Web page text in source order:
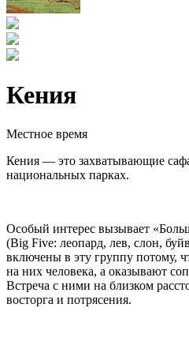
Кения
Местное время
Кения — это захватывающие
национальных парках.
Особый интерес вызывает
(Big Five: леопард, лев, слон,
включены в эту группу потому,
на них человека, а оказывают
Встреча с ними на близком
восторга и потрясения.